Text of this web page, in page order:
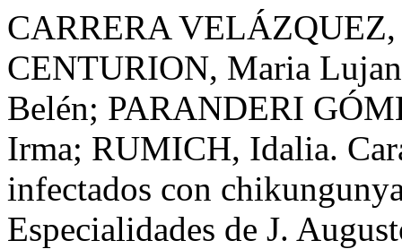
CARRERA
CENTURION, Maria
Belén; PARANDERI
Irma; RUMICH, Idalia.
infectados con
Especialidades de J.